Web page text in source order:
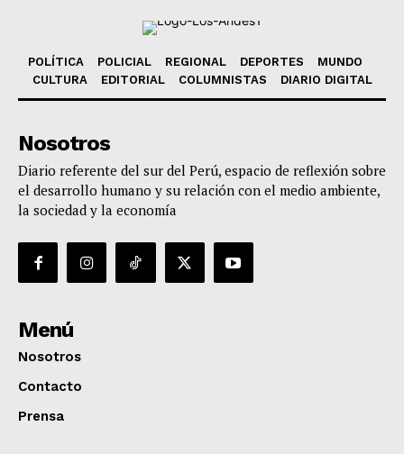
POLÍTICA POLICIAL REGIONAL DEPORTES
MUNDO
CULTURA
EDITORIAL COLUMNISTAS DIARIO DIGITAL
Nosotros
Diario referente del sur del Perú, espacio de reflexión sobre
el desarrollo humano y su relación con el medio ambiente,
la sociedad y la economía
Menú
Nosotros
Contacto
Prensa